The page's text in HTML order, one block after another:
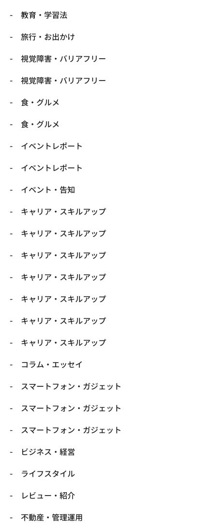
​教育・学習法
​旅行・お出かけ
​視覚障害・バリアフリー
​視覚障害・バリアフリー
​食・グルメ
​食・グルメ
イベントレポート
イベントレポート
イベント・告知
キャリア・スキルアップ
キャリア・スキルアップ
キャリア・スキルアップ
キャリア・スキルアップ
キャリア・スキルアップ
キャリア・スキルアップ
キャリア・スキルアップ
コラム・エッセイ
スマートフォン・ガジェット
スマートフォン・ガジェット
スマートフォン・ガジェット
ビジネス・経営
ライフスタイル
レビュー・紹介
不動産・管理運用